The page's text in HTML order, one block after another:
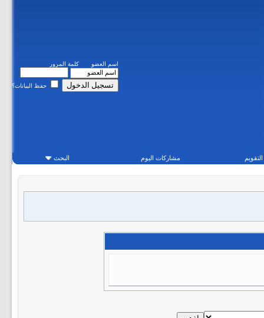
اسم العضو كلمة المرور
حفظ البيانات؟
التقويم مشاركات اليوم البحث